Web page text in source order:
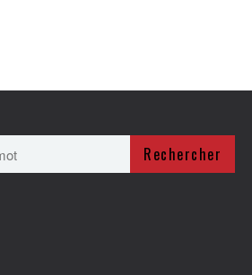
Rechercher